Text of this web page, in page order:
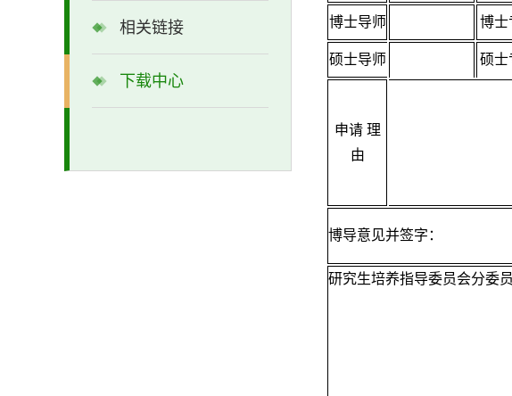
相关链接
下载中心
博士导师 博士
硕士导师 硕士
申请 理
由
博导意见并签字：
研究生培养指导委员会分委员